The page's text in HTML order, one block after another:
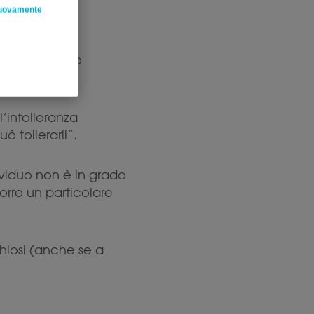
tollerarli”.
non è in grado
un particolare
(anche se a